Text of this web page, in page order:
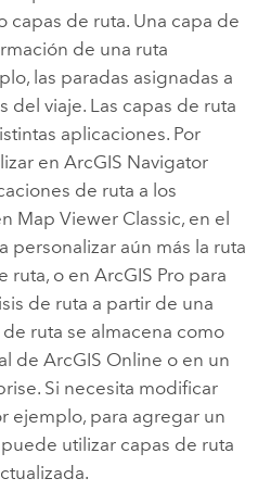
de ruta. Una capa de
de una ruta
las paradas asignadas a
del viaje. Las capas de ruta
aplicaciones. Por
en ArcGIS Navigator
de ruta a los
Map Viewer Classic, en el
personalizar aún más la ruta
ruta, o en ArcGIS Propara
de ruta a partir de una
ruta se almacena como
de ArcGIS Online o en un
. Si necesita modificar
ejemplo, para agregar un
utilizar capas de ruta